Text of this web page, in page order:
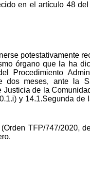
en el artículo 48
potestativamente
órgano que la ha
dos meses, ante la
de la
y 14.1.Segunda de
TFP/747/2020,